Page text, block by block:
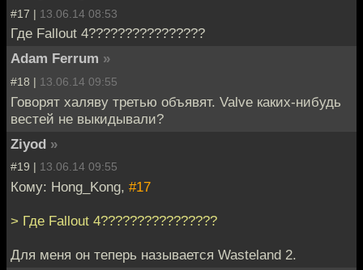
#17 | 13.06.14 08:53
Где Fallout 4????????????????
Adam Ferrum »
#18 | 13.06.14 09:55
Говорят халяву третью объявят. Valve каких-нибудь
вестей не выкидывали?
Ziyod »
#19 | 13.06.14 09:55
Кому: Hong_Kong, #17
> Где Fallout 4????????????????
Для меня он теперь называется Wasteland 2.